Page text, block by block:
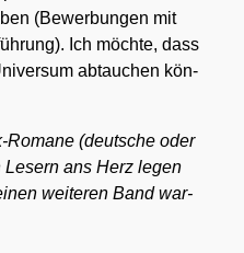
(Bewer­bun­gen mit
Ich möch­te, dass
abtau­chen kön­
Roma­ne (deut­sche oder
ans Herz legen
wei­te­ren Band war­